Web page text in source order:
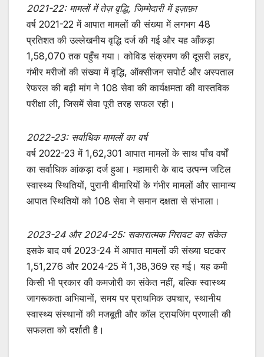
2021-22: मामलों में तेज़ वृद्धि, जिम्मेदारी में इज़ाफ़ा
वर्ष 2021-22 में आपात मामलों की संख्या में लगभग 48
प्रतिशत की उल्लेखनीय वृद्धि दर्ज की गई और यह आँकड़ा
1,58,070 तक पहुँच गया। कोविड संक्रमण की दूसरी लहर,
गंभीर मरीजों की संख्या में वृद्धि, ऑक्सीजन सपोर्ट और अस्पताल
रेफरल की बढ़ी मांग ने 108 सेवा की कार्यक्षमता की वास्तविक
परीक्षा ली, जिसमें सेवा पूरी तरह सफल रही।
2022-23: सर्वाधिक मामलों का वर्ष
वर्ष 2022-23 में 1,62,301 आपात मामलों के साथ पाँच वर्षों
का सर्वाधिक आंकड़ा दर्ज हुआ। महामारी के बाद उत्पन्न जटिल
स्वास्थ्य स्थितियों, पुरानी बीमारियों के गंभीर मामलों और सामान्य
आपात स्थितियों को 108 सेवा ने समान दक्षता से संभाला।
2023-24 और 2024-25: सकारात्मक गिरावट का संकेत
इसके बाद वर्ष 2023-24 में आपात मामलों की संख्या घटकर
1,51,276 और 2024-25 में 1,38,369 रह गई। यह कमी
किसी भी प्रकार की कमजोरी का संकेत नहीं, बल्कि स्वास्थ्य
जागरूकता अभियानों, समय पर प्राथमिक उपचार, स्थानीय
स्वास्थ्य संस्थानों की मजबूती और कॉल ट्रायजिंग प्रणाली की
सफलता को दर्शाती है।